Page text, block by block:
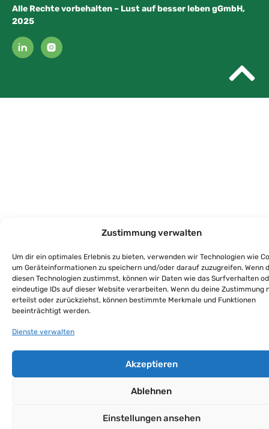
Zustimmung verwalten
Um dir ein optimales Erlebnis zu bieten, verwenden wir Technologien wie
um Geräteinformationen zu speichern und/oder darauf zuzugreifen. Wenn
diesen Technologien zustimmst, können wir Daten wie das Surfverhalten
eindeutige IDs auf dieser Website verarbeiten. Wenn du deine Zustimmung
erteilst oder zurückziehst, können bestimmte Merkmale und Funktionen
beeinträchtigt werden.
Dienste verwalten
Akzeptieren
Ablehnen
Einstellungen ansehen
Alle Rechte vorbehalten – Lust auf besser leben gGmbH,
2025